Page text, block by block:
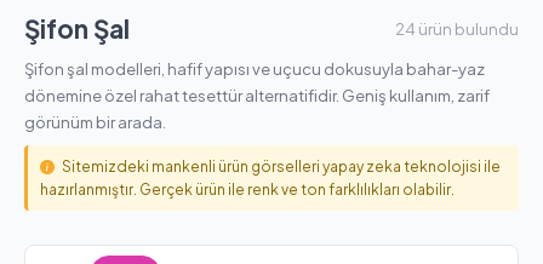
Şifon Şal 24 ürün bulundu
Şifon şal modelleri, hafif yapısı ve uçucu dokusuyla bahar-yaz
dönemine özel rahat tesettür alternatifidir. Geniş kullanım, zarif
görünüm bir arada.
Sitemizdeki mankenli ürün görselleri yapay zeka teknolojisi ile
hazırlanmıştır. Gerçek ürün ile renk ve ton farklılıkları olabilir.